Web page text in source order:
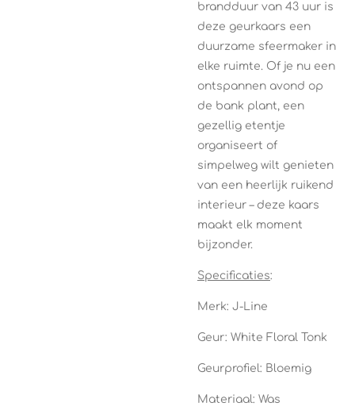
brandduur van 43 uur is
deze geurkaars een
duurzame sfeermaker in
elke ruimte. Of je nu een
ontspannen avond op
de bank plant, een
gezellig etentje
organiseert of
simpelweg wilt genieten
van een heerlijk ruikend
interieur – deze kaars
maakt elk moment
bijzonder.
Specificaties:
Merk: J-Line
Geur: White Floral Tonk
Geurprofiel: Bloemig
Materiaal: Was